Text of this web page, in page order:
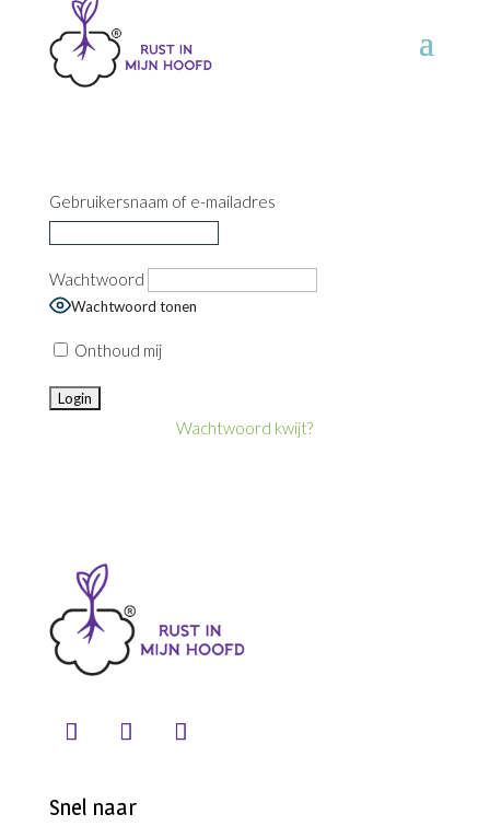
Gebruikersnaam of e-mailadres
Wachtwoord
Wachtwoord tonen
Onthoud mij
Wachtwoord kwijt?
Snel naar